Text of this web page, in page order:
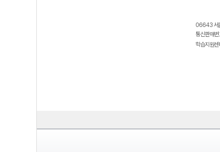
06643 서
통신판매
학습지원